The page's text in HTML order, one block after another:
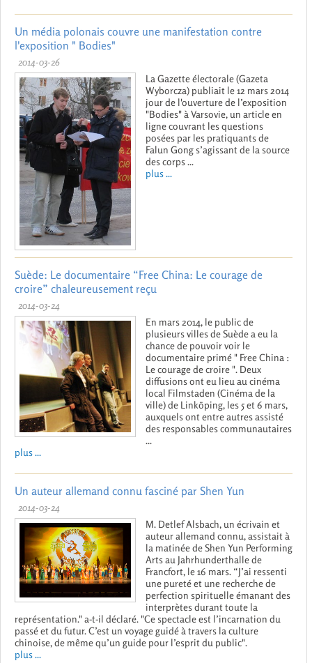
Un média polonais couvre une manifestation contre
l'exposition " Bodies"
2014-03-26
La Gazette électorale (Gazeta
Wyborcza) publiait le 12 mars 2014
jour de l'ouverture de l’exposition
"Bodies" à Varsovie, un article en
ligne couvrant les questions
posées par les pratiquants de
Falun Gong s’agissant de la source
des corps ...
plus ...
Suède: Le documentaire “Free China: Le courage de
croire” chaleureusement reçu
2014-03-24
En mars 2014, le public de
plusieurs villes de Suède a eu la
chance de pouvoir voir le
documentaire primé " Free China :
Le courage de croire ". Deux
diffusions ont eu lieu au cinéma
local Filmstaden (Cinéma de la
ville) de Linköping, les 5 et 6 mars,
auxquels ont entre autres assisté
des responsables communautaires
...
plus ...
Un auteur allemand connu fasciné par Shen Yun
2014-03-24
M. Detlef Alsbach, un écrivain et
auteur allemand connu, assistait à
la matinée de Shen Yun Performing
Arts au Jahrhunderthalle de
Francfort, le 16 mars. “J’ai ressenti
une pureté et une recherche de
perfection spirituelle émanant des
interprètes durant toute la
représentation." a-t-il déclaré. "Ce spectacle est l’incarnation du
passé et du futur. C’est un voyage guidé à travers la culture
chinoise, de même qu’un guide pour l’esprit du public".
plus ...